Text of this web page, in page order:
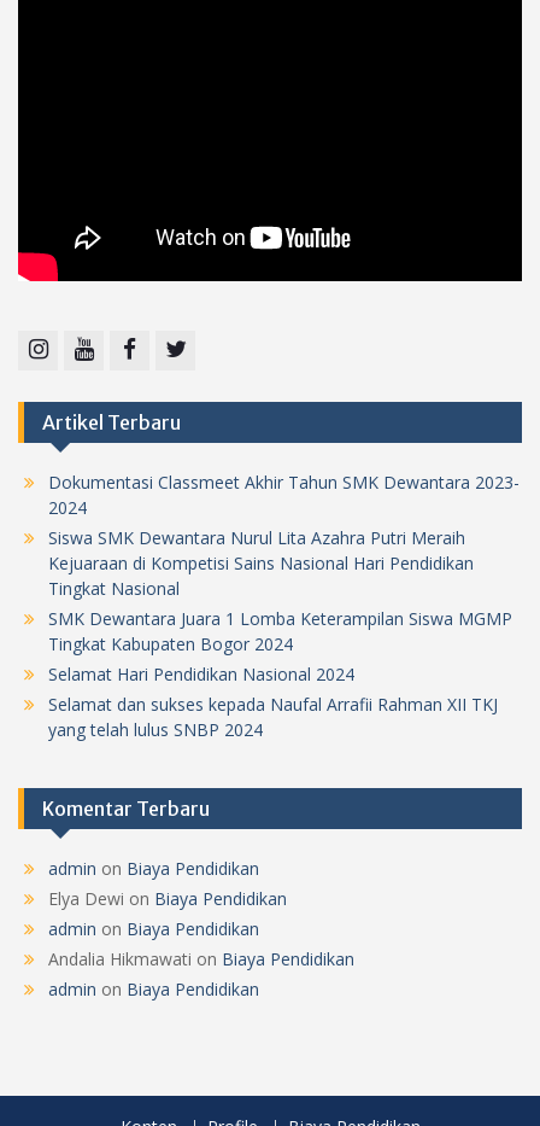
Artikel Terbaru
Dokumentasi Classmeet Akhir Tahun SMK Dewantara 2023-
2024
Siswa SMK Dewantara Nurul Lita Azahra Putri Meraih
Kejuaraan di Kompetisi Sains Nasional Hari Pendidikan
Tingkat Nasional
SMK Dewantara Juara 1 Lomba Keterampilan Siswa MGMP
Tingkat Kabupaten Bogor 2024
Selamat Hari Pendidikan Nasional 2024
Selamat dan sukses kepada Naufal Arrafii Rahman XII TKJ
yang telah lulus SNBP 2024
Komentar Terbaru
admin on Biaya Pendidikan
Elya Dewi on Biaya Pendidikan
admin on Biaya Pendidikan
Andalia Hikmawati on Biaya Pendidikan
admin on Biaya Pendidikan